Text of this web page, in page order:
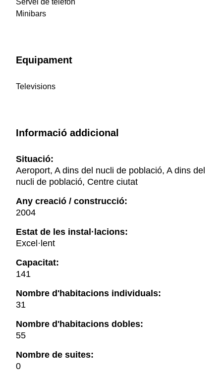
Servei de telèfon
Minibars
Equipament
Televisions
Informació addicional
Situació:
Aeroport, A dins del nucli de població, A dins del
nucli de població, Centre ciutat
Any creació / construcció:
2004
Estat de les instal·lacions:
Excel·lent
Capacitat:
141
Nombre d'habitacions individuals:
31
Nombre d'habitacions dobles:
55
Nombre de suites:
0